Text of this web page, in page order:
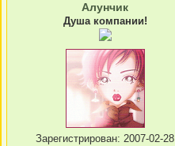
Алунчик
Душа компании!
Зарегистрирован: 2007-02-28